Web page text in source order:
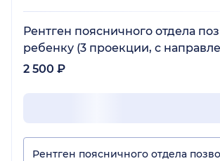
Рентген поясничного отдела
ребенку (3 проекции, с
2 500 ₽